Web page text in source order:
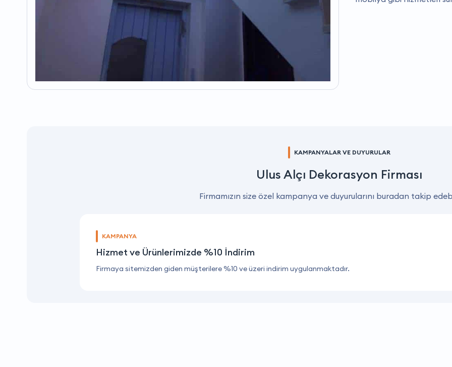
KAMPANYALAR VE DUYURULAR
Ulus Alçı Dekorasyon Firması
Firmamızın size özel kampanya ve duyurularını buradan takip
KAMPANYA
Hizmet ve Ürünlerimizde %10 İndirim
Firmaya sitemizden giden müşterilere %10 ve üzeri indirim uygulanmaktadır.